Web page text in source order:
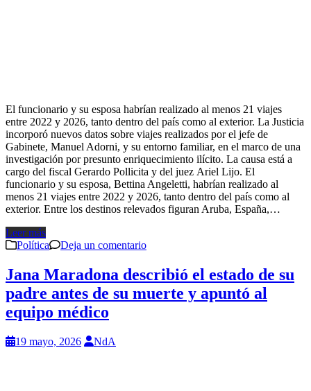
El funcionario y su esposa habrían realizado al menos 21 viajes
entre 2022 y 2026, tanto dentro del país como al exterior. La Justicia
incorporó nuevos datos sobre viajes realizados por el jefe de
Gabinete, Manuel Adorni, y su entorno familiar, en el marco de una
investigación por presunto enriquecimiento ilícito. La causa está a
cargo del fiscal Gerardo Pollicita y del juez Ariel Lijo. El
funcionario y su esposa, Bettina Angeletti, habrían realizado al
menos 21 viajes entre 2022 y 2026, tanto dentro del país como al
exterior. Entre los destinos relevados figuran Aruba, España,…
Leer más
Política
Deja un comentario
Jana Maradona describió el estado de su
padre antes de su muerte y apuntó al
equipo médico
19 mayo, 2026 NdA